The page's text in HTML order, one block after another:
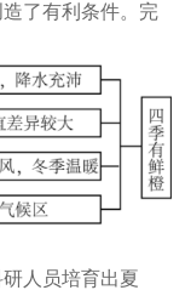
造了有利条件。完
人员培育出夏